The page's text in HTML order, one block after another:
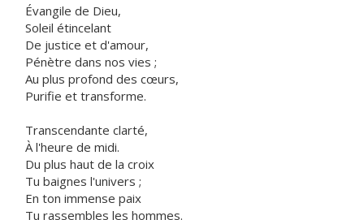
Évangile de Dieu,
Soleil étincelant
De justice et d'amour,
Pénètre dans nos vies ;
Au plus profond des cœurs,
Purifie et transforme.
Transcendante clarté,
À l'heure de midi.
Du plus haut de la croix
Tu baignes l'univers ;
En ton immense paix
Tu rassembles les hommes.